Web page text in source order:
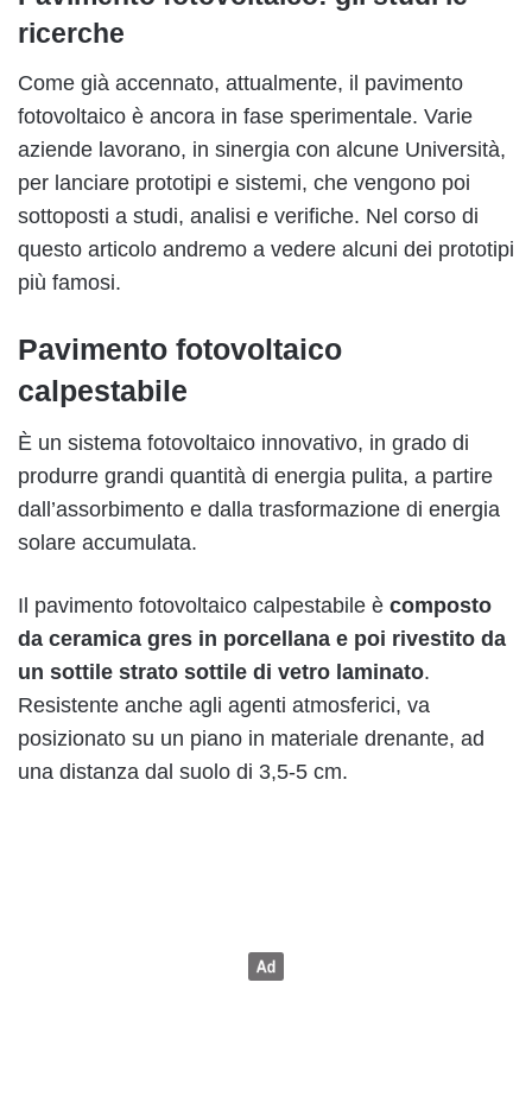
ricerche
Come già accennato, attualmente, il pavimento
fotovoltaico è ancora in fase sperimentale. Varie
aziende lavorano, in sinergia con alcune Università,
per lanciare prototipi e sistemi, che vengono poi
sottoposti a studi, analisi e verifiche. Nel corso di
questo articolo andremo a vedere alcuni dei prototipi
più famosi.
Pavimento fotovoltaico
calpestabile
È un sistema fotovoltaico innovativo, in grado di
produrre grandi quantità di energia pulita, a partire
dall’assorbimento e dalla trasformazione di energia
solare accumulata.
Il pavimento fotovoltaico calpestabile è composto
da ceramica gres in porcellana e poi rivestito da
un sottile strato sottile di vetro laminato.
Resistente anche agli agenti atmosferici, va
posizionato su un piano in materiale drenante, ad
una distanza dal suolo di 3,5-5 cm.